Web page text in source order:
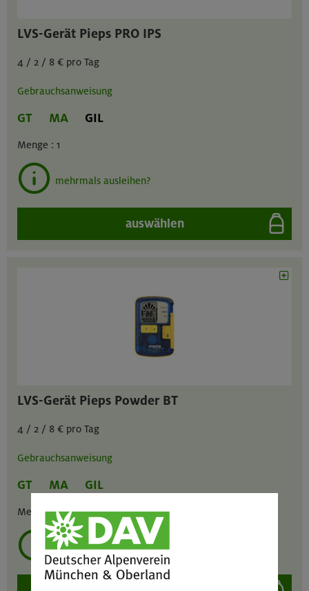
LVS-Gerät Pieps PRO IPS
4 / 2 / 8 € pro Tag
Gebrauchsanweisung
GT MA GIL
Menge : 1
mehrmals ausleihen?
auswählen
LVS-Gerät Pieps Powder BT
4 / 2 / 8 € pro Tag
Gebrauchsanweisung
GT MA GIL
Menge :1
mehrmals ausleihen?